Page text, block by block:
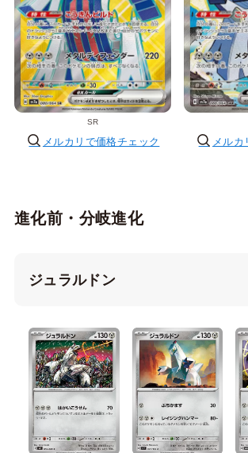
SR
メルカリで価格チェック メルカ
進化前・分岐進化
ジュラルドン